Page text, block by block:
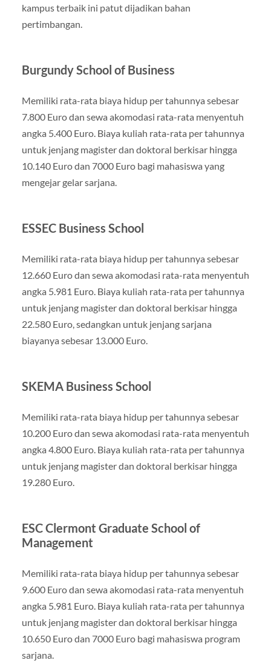
kampus terbaik ini patut dijadikan bahan
pertimbangan.
Burgundy School of Business
Memiliki rata-rata biaya hidup per tahunnya sebesar
7.800 Euro dan sewa akomodasi rata-rata menyentuh
angka 5.400 Euro. Biaya kuliah rata-rata per tahunnya
untuk jenjang magister dan doktoral berkisar hingga
10.140 Euro dan 7000 Euro bagi mahasiswa yang
mengejar gelar sarjana.
ESSEC Business School
Memiliki rata-rata biaya hidup per tahunnya sebesar
12.660 Euro dan sewa akomodasi rata-rata menyentuh
angka 5.981 Euro. Biaya kuliah rata-rata per tahunnya
untuk jenjang magister dan doktoral berkisar hingga
22.580 Euro, sedangkan untuk jenjang sarjana
biayanya sebesar 13.000 Euro.
SKEMA Business School
Memiliki rata-rata biaya hidup per tahunnya sebesar
10.200 Euro dan sewa akomodasi rata-rata menyentuh
angka 4.800 Euro. Biaya kuliah rata-rata per tahunnya
untuk jenjang magister dan doktoral berkisar hingga
19.280 Euro.
ESC Clermont Graduate School of
Management
Memiliki rata-rata biaya hidup per tahunnya sebesar
9.600 Euro dan sewa akomodasi rata-rata menyentuh
angka 5.981 Euro. Biaya kuliah rata-rata per tahunnya
untuk jenjang magister dan doktoral berkisar hingga
10.650 Euro dan 7000 Euro bagi mahasiswa program
sarjana.